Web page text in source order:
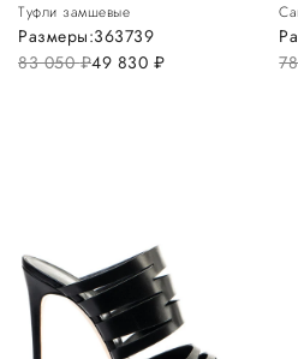
Туфли замшевые
83 050руб.49 830 руб.
Размеры:363739